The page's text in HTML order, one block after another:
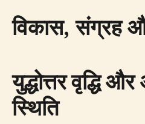
विकास, संग्रह
युद्धोत्तर वृद्धि और
स्थिति